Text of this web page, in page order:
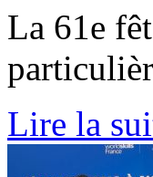
La 61e
Lire la